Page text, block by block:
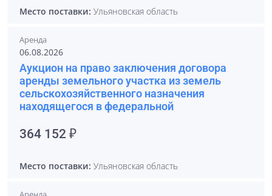
Место поставки: Ульяновская область
Аренда
06.08.2026
Аукцион на право заключения договора
аренды земельного участка из земель
сельскохозяйственного назначения
находящегося в федеральной
364 152 ₽
Место поставки: Ульяновская область